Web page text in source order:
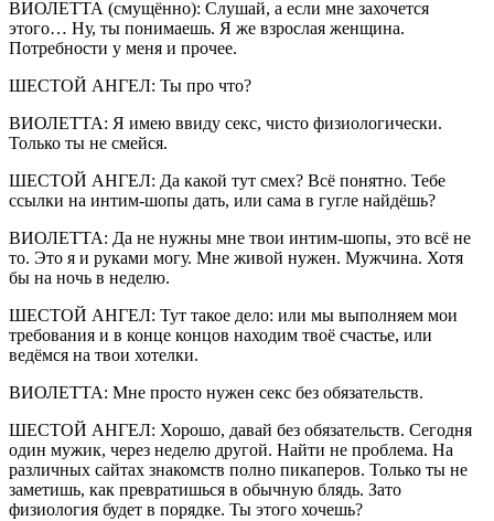
ВИОЛЕТТА (смущённо): Слушай, а если мне захочется
этого… Ну, ты понимаешь. Я же взрослая женщина.
Потребности у меня и прочее.
ШЕСТОЙ АНГЕЛ: Ты про что?
ВИОЛЕТТА: Я имею ввиду секс, чисто физиологически.
Только ты не смейся.
ШЕСТОЙ АНГЕЛ: Да какой тут смех? Всё понятно. Тебе
ссылки на интим-шопы дать, или сама в гугле найдёшь?
ВИОЛЕТТА: Да не нужны мне твои интим-шопы, это всё не
то. Это я и руками могу. Мне живой нужен. Мужчина. Хотя
бы на ночь в неделю.
ШЕСТОЙ АНГЕЛ: Тут такое дело: или мы выполняем мои
требования и в конце концов находим твоё счастье, или
ведёмся на твои хотелки.
ВИОЛЕТТА: Мне просто нужен секс без обязательств.
ШЕСТОЙ АНГЕЛ: Хорошо, давай без обязательств. Сегодня
один мужик, через неделю другой. Найти не проблема. На
различных сайтах знакомств полно пикаперов. Только ты не
заметишь, как превратишься в обычную блядь. Зато
физиология будет в порядке. Ты этого хочешь?